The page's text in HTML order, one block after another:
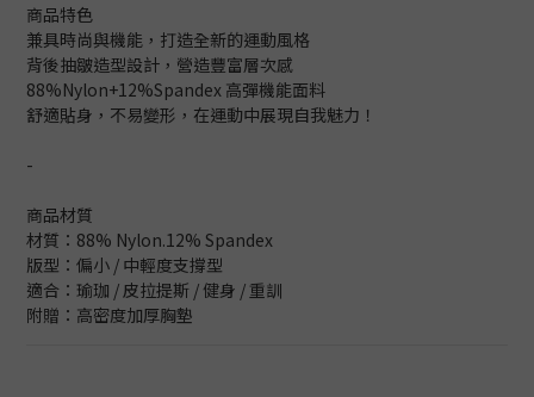
商品特色
兼具時尚與機能，打造全新的運動風格
背後抽皺造型設計，營造豐富層次感
88%Nylon+12%Spandex 高彈機能面料
舒適貼身，不易變形，在運動中展現自我魅力！
-
商品材質
材質：88% Nylon.12% Spandex
版型：偏小 / 中輕度支撐型
適合：瑜珈 / 皮拉提斯 / 健身 / 重訓
附贈：高密度加厚胸墊